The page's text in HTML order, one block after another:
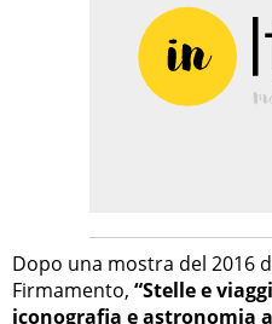
Dopo una mostra del 2016
Firmamento, “Stelle e
iconografia e astronomia a